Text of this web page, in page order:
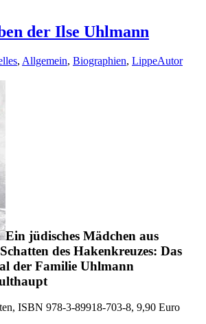
der Ilse Uhlmann
, Allgemein, Biographien, LippeAutor
Ein jüdisches Mädchen aus
des Hakenkreuzes: Das
der Familie Uhlmann
ISBN 978-3-89918-703-8, 9,90 Euro